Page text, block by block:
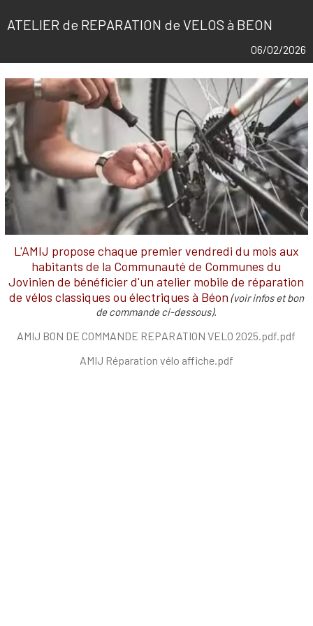
ATELIER de REPARATION de VELOS à BEON
06/02/2026
L'AMIJ propose chaque premier vendredi du mois aux
habitants de la Communauté de Communes du
Jovinien de bénéficier d'un atelier mobile de réparation
de vélos classiques ou électriques à Béon (voir infos et bon
de commande ci-dessous).
AMIJ BON DE COMMANDE REPARATION VELO 2025.pdf.pdf
AMIJ Réparation vélo affiche.pdf